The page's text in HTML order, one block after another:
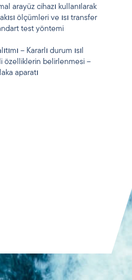
arayüz cihazı kullanılarak
ölçümleri ve ısı transfer
test yöntemi
– Kararlı durum ısıl
özelliklerin belirlenmesi –
aparatı